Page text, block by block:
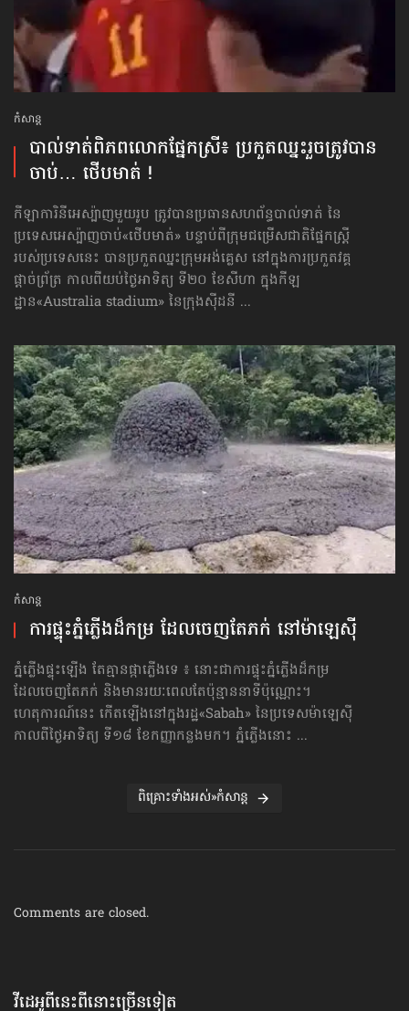
កំសាន្ដ
បាល់ទាត់​ពិភពលោក​ផ្នែកស្រី៖ ប្រកួតឈ្នះរួច​ត្រូវបាន
ចាប់… ថើបមាត់ !
កីឡាការិនីអេស្ប៉ាញមួយរូប ត្រូវបានប្រធានសហព័ន្ធបាល់ទាត់ នៃ
ប្រទេសអេស្ប៉ាញចាប់«ថើបមាត់» បន្ទាប់ពីក្រុមជម្រើសជាតិផ្នែកស្ត្រី
របស់ប្រទេសនេះ បានប្រកួតឈ្នះក្រុមអង់គ្លេស នៅក្នុងការប្រកួតវគ្គ
ផ្ដាច់ព្រ័ត្រ កាលពីយប់ថ្ងៃអាទិត្យ ទី២០ ខែសីហា ក្នុងកីឡ
ដ្ឋាន«Australia stadium» នៃក្រុងស៊ីដនី ...
កំសាន្ដ
ការផ្ទុះភ្នំភ្លើងដ៏កម្រ ដែលចេញតែភក់ នៅម៉ាឡេស៊ី
ភ្នំភ្លើងផ្ទុះឡើង តែគ្មានផ្កាភ្លើងទេ ៖ នោះជាការផ្ទុះភ្នំភ្លើងដ៏កម្រ
ដែលចេញតែភក់ និងមានរយៈពេលតែប៉ុន្មាននាទីប៉ុណ្ណោះ។
ហេតុការណ៍នេះ កើតឡើងនៅក្នុងរដ្ឋ«Sabah» នៃប្រទេសម៉ាឡេស៊ី
កាលពីថ្ងៃអាទិត្យ ទី១៨ ខែកញ្ញាកន្លងមក។ ភ្នំភ្លើងនោះ ...
ពិគ្រោះទាំងអស់»កំសាន្ដ
Comments are closed.
វីដេអូពីនេះពីនោះច្រើនទៀត